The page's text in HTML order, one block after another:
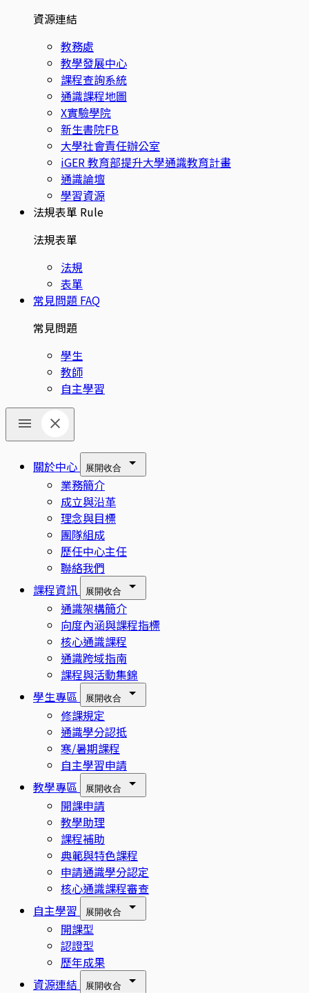
資源連結
教務處
教學發展中心
課程查詢系統
通識課程地圖
X實驗學院
新生書院FB
大學社會責任辦公室
iGER 教育部提升大學通識教育計畫
通識論壇
學習資源
法規表單 Rule
法規表單
法規
表單
常見問題 FAQ
常見問題
學生
教師
自主學習
關於中心 展開收合
業務簡介
成立與沿革
理念與目標
團隊組成
歷任中心主任
聯絡我們
課程資訊
展開收合
通識架構簡介
向度內涵與課程指標
核心通識課程
通識跨域指南
課程與活動集錦
學生專區
展開收合
修課規定
通識學分認抵
寒/暑期課程
自主學習申請
教學專區
展開收合
開課申請
教學助理
課程補助
典範與特色課程
申請通識學分認定
核心通識課程審查
自主學習
展開收合
開課型
認證型
歷年成果
資源連結
展開收合